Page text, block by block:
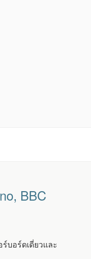
BBC
บอร์ดเดี่ยวและ